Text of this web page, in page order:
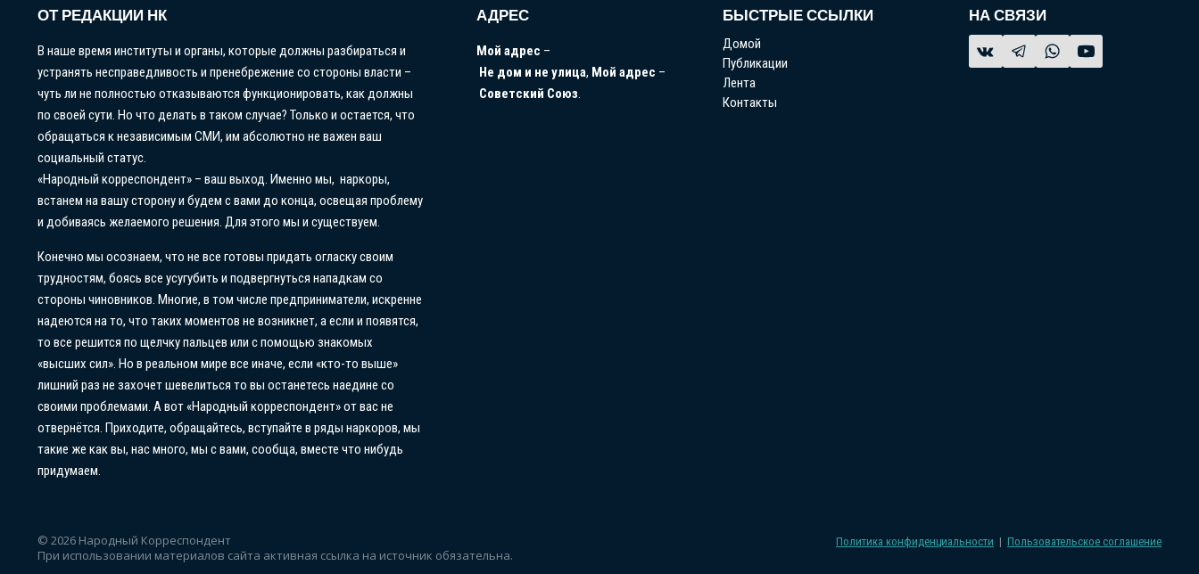
ОТ РЕДАКЦИИ НК
В наше время институты и органы, которые должны разбираться и
устранять несправедливость и пренебрежение со стороны власти –
чуть ли не полностью отказываются функционировать, как должны
по своей сути. Но что делать в таком случае? Только и остается, что
обращаться к независимым СМИ, им абсолютно не важен ваш
социальный статус.
«Народный корреспондент» – ваш выход. Именно мы, наркоры,
встанем на вашу сторону и будем с вами до конца, освещая проблему
и добиваясь желаемого решения. Для этого мы и существуем.
Конечно мы осознаем, что не все готовы придать огласку своим
трудностям, боясь все усугубить и подвергнуться нападкам со
стороны чиновников. Многие, в том числе предприниматели, искренне
надеются на то, что таких моментов не возникнет, а если и появятся,
то все решится по щелчку пальцев или с помощью знакомых
«высших сил». Но в реальном мире все иначе, если «кто-то выше»
лишний раз не захочет шевелиться то вы останетесь наедине со
своими проблемами. А вот «Народный корреспондент» от вас не
отвернётся. Приходите, обращайтесь, вступайте в ряды наркоров, мы
такие же как вы, нас много, мы с вами, сообща, вместе что нибудь
придумаем.
АДРЕС
Мой адрес –
Не дом и не улица, Мой адрес –
Советский Союз.
БЫСТРЫЕ ССЫЛКИ
Домой
Публикации
Лента
Контакты
НА СВЯЗИ
© 2026 Народный Корреспондент
При использовании материалов сайта активная ссылка на источник обязательна.
Политика конфиденциальности | Пользовательское соглашение